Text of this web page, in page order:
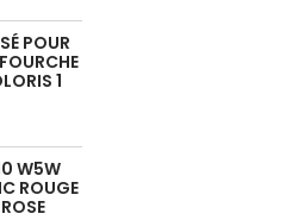
POUR
1
W5W
ROUGE